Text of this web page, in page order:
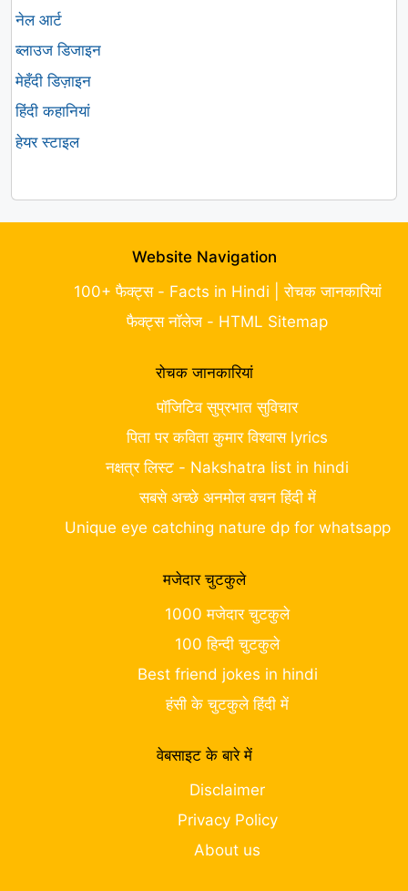
नेल आर्ट
ब्लाउज डिजाइन
मेहँदी डिज़ाइन
हिंदी कहानियां
हेयर स्टाइल
Website Navigation
100+ फैक्ट्स - Facts in Hindi | रोचक जानकारियां
फैक्ट्स नॉलेज - HTML Sitemap
रोचक जानकारियां
पॉजिटिव सुप्रभात सुविचार
पिता पर कविता कुमार विश्वास lyrics
नक्षत्र लिस्ट - Nakshatra list in hindi
सबसे अच्छे अनमोल वचन हिंदी में
Unique eye catching nature dp for whatsapp
मजेदार चुटकुले
1000 मजेदार चुटकुले
100 हिन्दी चुटकुले
Best friend jokes in hindi
हंसी के चुटकुले हिंदी में
वेबसाइट के बारे में
Disclaimer
Privacy Policy
About us